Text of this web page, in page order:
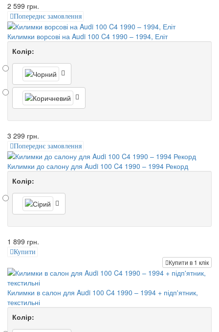
2 599 грн.
Попереднє замовлення
Килимки ворсові на Audi 100 C4 1990 – 1994, Еліт
Колір:
3 299 грн.
Попереднє замовлення
Килимки до салону для Audi 100 C4 1990 – 1994 Рекорд
Колір:
1 899 грн.
Купити
Купити в 1 клік
Килимки в салон для Audi 100 C4 1990 – 1994 + підп'ятник,
текстильні
Колір: